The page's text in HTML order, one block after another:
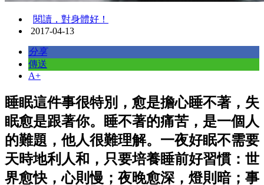
閱讀，對身體好！
2017-04-13
分享
傳送
A+
睡眠這件事很特別，愈是擔心睡不著，失
眠愈是跟著你。睡不著的痛苦，是一個人
的難題，他人很難理解。一夜好眠不需要
天時地利人和，只要培養睡前好習慣：世
界愈快，心則慢；夜晚愈深，燈則暗；事